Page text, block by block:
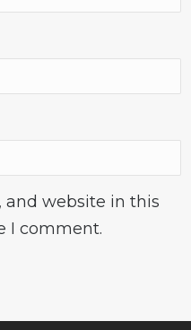
and website in this
I comment.